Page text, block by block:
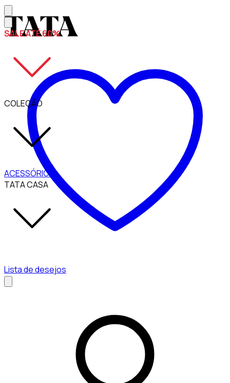
SALE ATÉ 60%
COLEÇÃO
ACESSÓRIOS
TATA CASA
Lista de desejos